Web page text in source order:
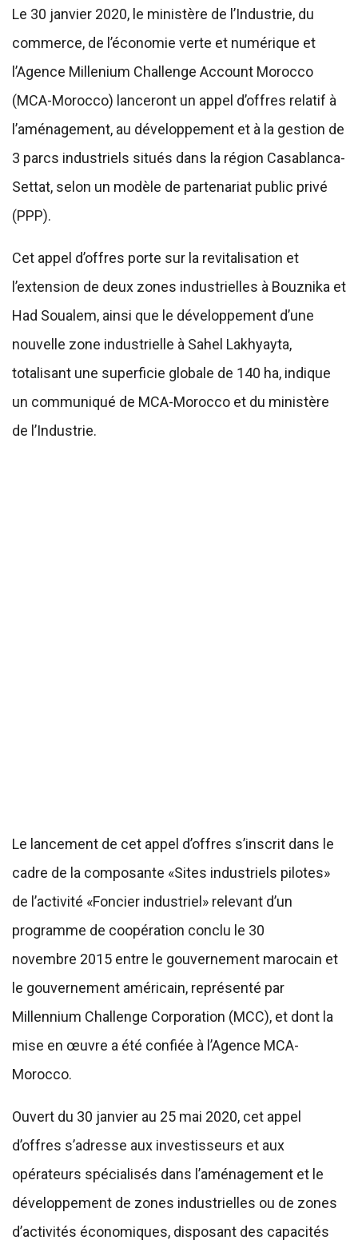
Le 30 janvier 2020, le ministère de l’Industrie, du
commerce, de l’économie verte et numérique et
l’Agence Millenium Challenge Account Morocco
(MCA-Morocco) lanceront un appel d’offres relatif à
l’aménagement, au développement et à la gestion de
3 parcs industriels situés dans la région Casablanca-
Settat, selon un modèle de partenariat public privé
(PPP).
Cet appel d’offres porte sur la revitalisation et
l’extension de deux zones industrielles à Bouznika et
Had Soualem, ainsi que le développement d’une
nouvelle zone industrielle à Sahel Lakhyayta,
totalisant une superficie globale de 140 ha, indique
un communiqué de MCA-Morocco et du ministère
de l’Industrie.
Le lancement de cet appel d’offres s’inscrit dans le
cadre de la composante «Sites industriels pilotes»
de l’activité «Foncier industriel» relevant d’un
programme de coopération conclu le 30
novembre 2015 entre le gouvernement marocain et
le gouvernement américain, représenté par
Millennium Challenge Corporation (MCC), et dont la
mise en œuvre a été confiée à l’Agence MCA-
Morocco.
Ouvert du 30 janvier au 25 mai 2020, cet appel
d’offres s’adresse aux investisseurs et aux
opérateurs spécialisés dans l’aménagement et le
développement de zones industrielles ou de zones
d’activités économiques, disposant des capacités